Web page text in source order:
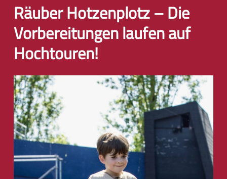
Räuber Hotzenplotz – Die
Vorbereitungen laufen auf
Hochtouren!